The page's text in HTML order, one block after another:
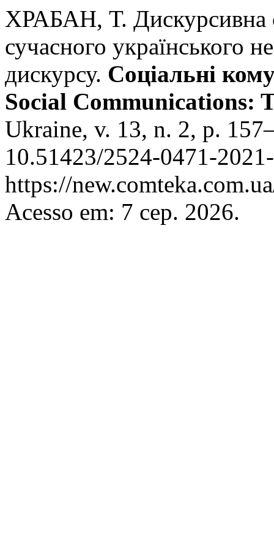
ХРАБАН, Т. Дискурсивна
сучасного українського
дискурсу. Соціальні
Social Communications:
Ukraine, v. 13, n. 2, p.
10.51423/2524-0471-
https://
Acesso em: 7 сер. 2026.